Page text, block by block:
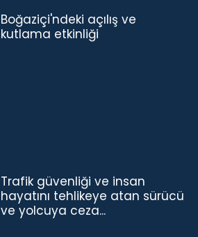
Boğaziçi'ndeki açılış ve
kutlama etkinliği
Trafik güvenliği ve insan
hayatını tehlikeye atan sürücü
ve yolcuya ceza...